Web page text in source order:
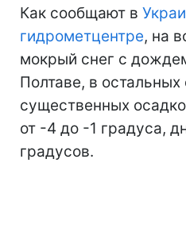
Как сообщают в
гидрометцентре, на
мокрый снег с
Полтаве, в остальных
существенных
от -4 до -1 градуса,
градусов.